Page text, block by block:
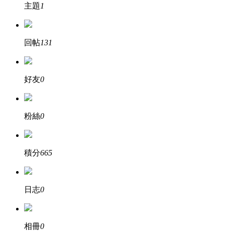
主題 1
回帖131
好友0
粉絲0
積分665
日志0
相冊0